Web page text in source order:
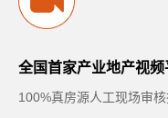
全国首家产业地产视频
100%真房源人工现场审